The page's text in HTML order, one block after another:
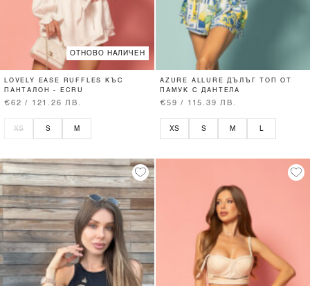
ОТНОВО НАЛИЧЕН
LOVELY EASE RUFFLES КЪС
ПАНТАЛОН - ECRU
€62 / 121.26 ЛВ.
XS S M
AZURE ALLURE ДЪЛЪГ ТОП ОТ
ПАМУК С ДАНТЕЛА
€59 / 115.39 ЛВ.
XS S M L